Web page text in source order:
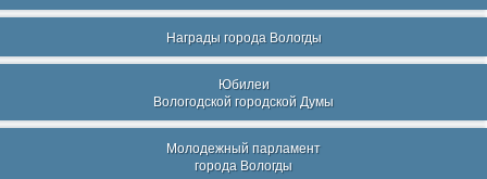
Награды города Вологды
Юбилеи
Вологодской городской Думы
Молодежный парламент
города Вологды